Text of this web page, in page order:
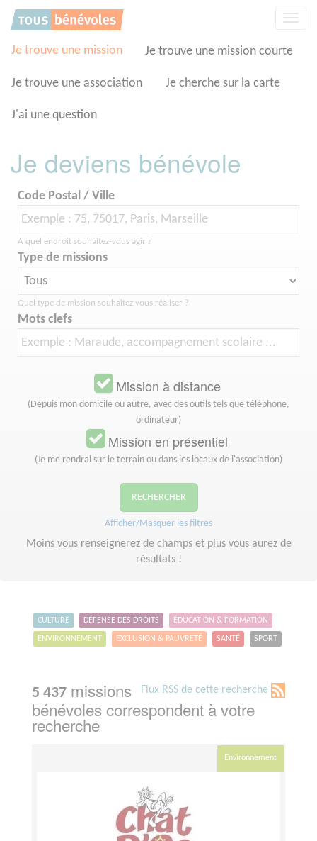
Je trouve une mission Je trouve une mission courte
Je trouve une association Je cherche sur la carte
J'ai une question
Je deviens bénévole
Code Postal / Ville
A quel endroit souhaitez-vous agir ?
Type de missions
Quel type de mission souhaitez vous réaliser ?
Mots clefs
Mission à distance
(Depuis mon domicile ou autre, avec des outils tels que téléphone,
ordinateur)
Mission en présentiel
(Je me rendrai sur le terrain ou dans les locaux de l'association)
RECHERCHER
Afficher/Masquer les filtres
Moins vous renseignerez de champs et plus vous aurez de
résultats !
CULTURE DÉFENSE DES DROITS ÉDUCATION & FORMATION
ENVIRONNEMENT EXCLUSION & PAUVRETÉ SANTÉ SPORT
Flux RSS de cette recherche
5 437 missions
bénévoles correspondent à votre
recherche
Environnement
Panneau de gestion des cookies